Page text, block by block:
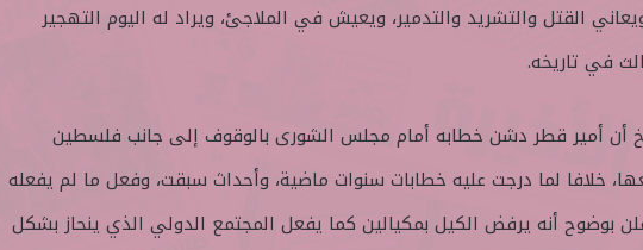
القتل والتشريد والتدمير، ويعيش في الملاجئ، ويراد له اليوم التهجير
في تاريخه.
أن أمير قطر دشن خطابه أمام مجلس الشورى بالوقوف إلى جانب فلسطين
خلافا لما درجت عليه خطابات سنوات ماضية، وأحداث سبقت، وفعل ما لم يفعله
بوضوح أنه يرفض الكيل بمكيالين كما يفعل المجتمع الدولي الذي ينحاز بشكل